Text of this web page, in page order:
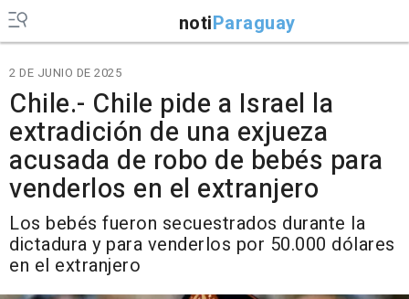
notiParaguay
2 DE JUNIO DE 2025
Chile.- Chile pide a Israel la
extradición de una exjueza
acusada de robo de bebés para
venderlos en el extranjero
Los bebés fueron secuestrados durante la
dictadura y para venderlos por 50.000 dólares
en el extranjero